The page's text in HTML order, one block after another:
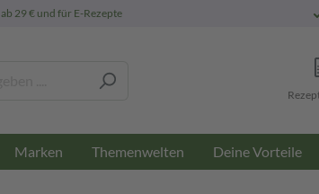
ab 29 € und für E-Rezepte
Marken Themenwelten Deine Vorteile